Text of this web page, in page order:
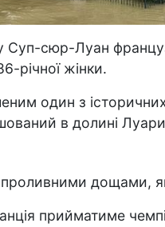
Суп-сюр-Луан
річної жінки.
один з
в долині
проливними дощами,
прийматиме